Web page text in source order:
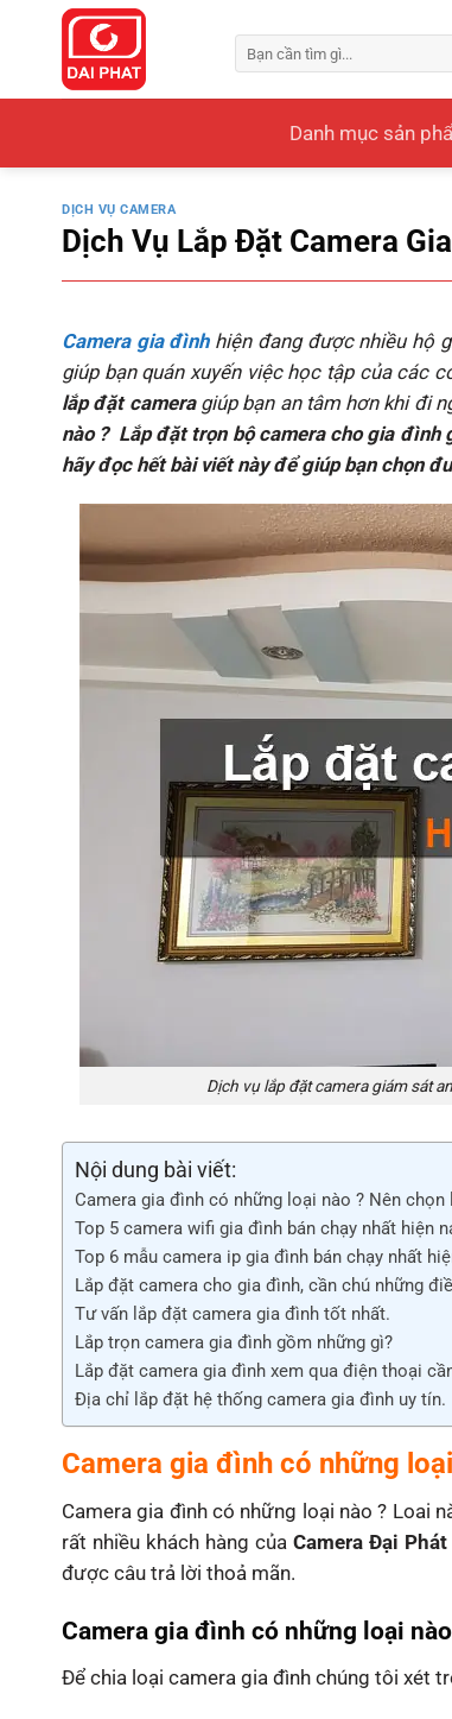
dung
kiếm:
Danh mục sản
DỊCH VỤ CAMERA
Dịch Vụ Lắp Đặt Camera
Camera gia đình hiện đang được nhiều hộ
giúp bạn quán xuyến việc học tập của các
lắp đặt camera giúp bạn an tâm hơn khi đi
nào ? Lắp đặt trọn bộ camera cho gia đình
hãy đọc hết bài viết này để giúp bạn chọn
Dịch vụ lắp đặt camera giám sát
Nội dung bài viết:
Camera gia đình có những loại nào ? Nên
Top 5 camera wifi gia đình bán chạy nhất hiện
Top 6 mẫu camera ip gia đình bán chạy nhất
Lắp đặt camera cho gia đình, cần chú những
Tư vấn lắp đặt camera gia đình tốt nhất.
Lắp trọn camera gia đình gồm những gì?
Lắp đặt camera gia đình xem qua điện thoại
Địa chỉ lắp đặt hệ thống camera gia đình uy tín.
Camera gia đình có những
Camera gia đình có những loại nào ? Loai
rất nhiều khách hàng của Camera Đại Phát
được câu trả lời thoả mãn.
Camera gia đình có những loại
Để chia loại camera gia đình chúng tôi xét